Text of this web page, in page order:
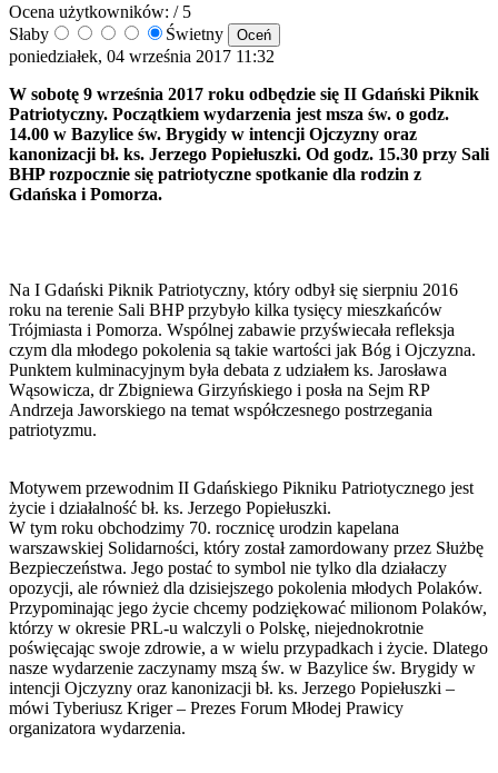
Ocena użytkowników: / 5
Słaby
Świetny
poniedziałek, 04 września 2017 11:32
W sobotę 9 września 2017 roku odbędzie się II Gdański Piknik
Patriotyczny. Początkiem wydarzenia jest msza św. o godz.
14.00 w Bazylice św. Brygidy w intencji Ojczyzny oraz
kanonizacji bł. ks. Jerzego Popiełuszki. Od godz. 15.30 przy Sali
BHP rozpocznie się patriotyczne spotkanie dla rodzin z
Gdańska i Pomorza.
Na I Gdański Piknik Patriotyczny, który odbył się sierpniu 2016
roku na terenie Sali BHP przybyło kilka tysięcy mieszkańców
Trójmiasta i Pomorza. Wspólnej zabawie przyświecała refleksja
czym dla młodego pokolenia są takie wartości jak Bóg i Ojczyzna.
Punktem kulminacyjnym była debata z udziałem ks. Jarosława
Wąsowicza, dr Zbigniewa Girzyńskiego i posła na Sejm RP
Andrzeja Jaworskiego na temat współczesnego postrzegania
patriotyzmu.
Motywem przewodnim II Gdańskiego Pikniku Patriotycznego jest
życie i działalność bł. ks. Jerzego Popiełuszki.
W tym roku obchodzimy 70. rocznicę urodzin kapelana
warszawskiej Solidarności, który został zamordowany przez Służbę
Bezpieczeństwa. Jego postać to symbol nie tylko dla działaczy
opozycji, ale również dla dzisiejszego pokolenia młodych Polaków.
Przypominając jego życie chcemy podziękować milionom Polaków,
którzy w okresie PRL-u walczyli o Polskę, niejednokrotnie
poświęcając swoje zdrowie, a w wielu przypadkach i życie. Dlatego
nasze wydarzenie zaczynamy mszą św. w Bazylice św. Brygidy w
intencji Ojczyzny oraz kanonizacji bł. ks. Jerzego Popiełuszki –
mówi Tyberiusz Kriger – Prezes Forum Młodej Prawicy
organizatora wydarzenia.